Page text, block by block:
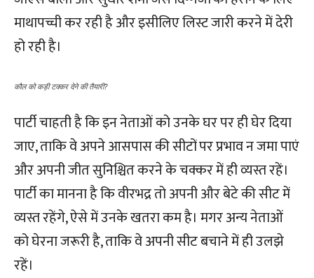
माथापच्ची कर रही है और इसीलिए लिस्ट जारी करने में देरी
हो रही है।
कौल को कड़ी टक्कर देने की तैयारी?
पार्टी चाहती है कि इन नेताओं को उनके घर पर ही घेर दिया
जाए, ताकि वे अपने आसपास की सीटों पर प्रभाव न जमा पाएं
और अपनी जीत सुनिश्चित करने के चक्कर में ही व्यस्त रहें।
पार्टी का मानना है कि वीरभद्र तो अपनी और बेटे की सीट में
व्यस्त रहेंगे, ऐसे में उनके खतरा कम है। मगर अन्य नेताओं
को घेरना जरूरी है, ताकि वे अपनी सीट बचाने में ही उलझे
रहें।